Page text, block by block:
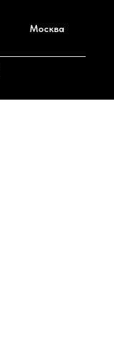
Москва